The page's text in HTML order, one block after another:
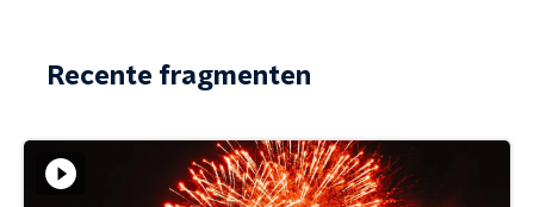
Recente fragmenten